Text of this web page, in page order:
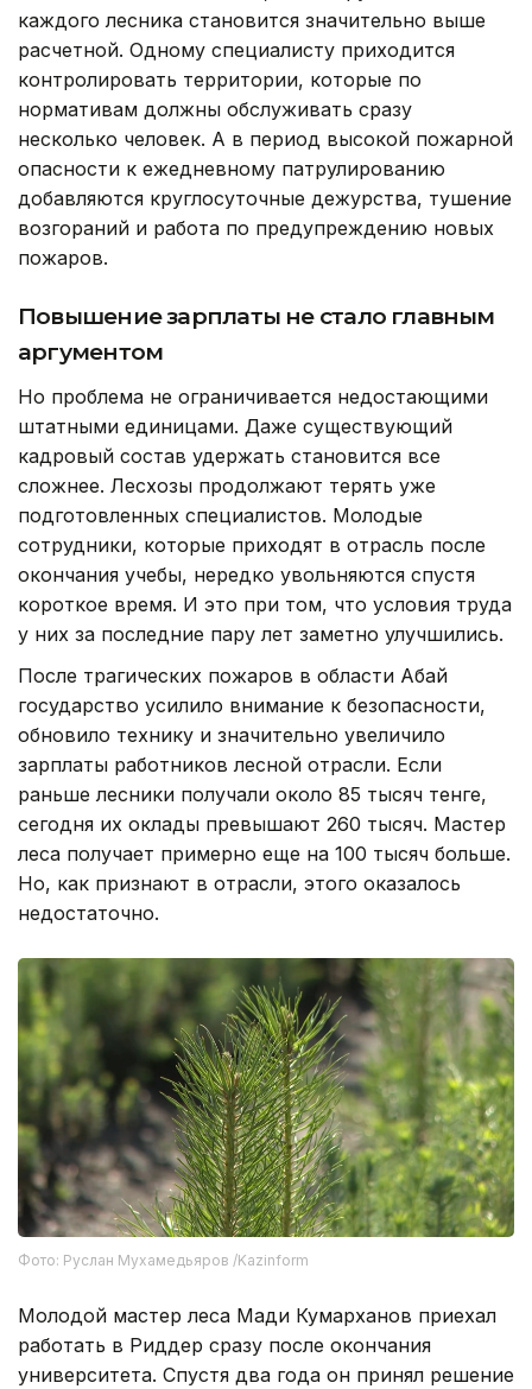
каждого лесника становится значительно выше
расчетной. Одному специалисту приходится
контролировать территории, которые по
нормативам должны обслуживать сразу
несколько человек. А в период высокой пожарной
опасности к ежедневному патрулированию
добавляются круглосуточные дежурства, тушение
возгораний и работа по предупреждению новых
пожаров.
Повышение зарплаты не стало главным
аргументом
Но проблема не ограничивается недостающими
штатными единицами. Даже существующий
кадровый состав удержать становится все
сложнее. Лесхозы продолжают терять уже
подготовленных специалистов. Молодые
сотрудники, которые приходят в отрасль после
окончания учебы, нередко увольняются спустя
короткое время. И это при том, что условия труда
у них за последние пару лет заметно улучшились.
После трагических пожаров в области Абай
государство усилило внимание к безопасности,
обновило технику и значительно увеличило
зарплаты работников лесной отрасли. Если
раньше лесники получали около 85 тысяч тенге,
сегодня их оклады превышают 260 тысяч. Мастер
леса получает примерно еще на 100 тысяч больше.
Но, как признают в отрасли, этого оказалось
недостаточно.
Фото: Руслан Мухамедьяров /Kazinform
Молодой мастер леса Мади Кумарханов приехал
работать в Риддер сразу после окончания
университета. Спустя два года он принял решение